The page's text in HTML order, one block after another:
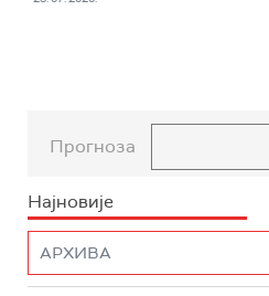
Прогноза
Најновије